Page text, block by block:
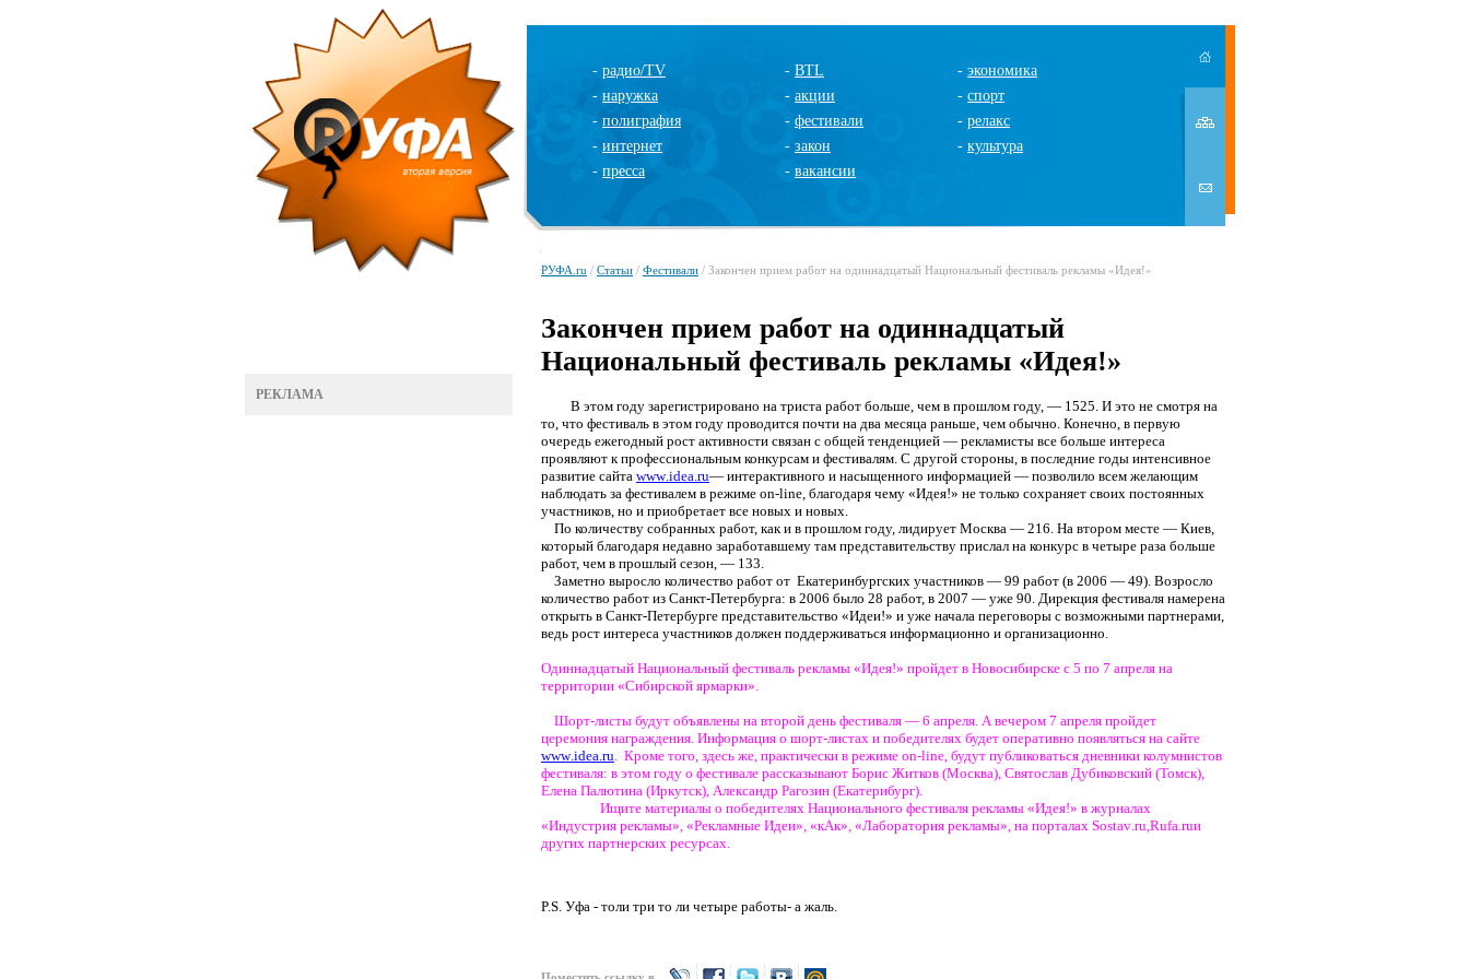
- радио/TV
- наружка
- полиграфия
- интернет
- пресса
- BTL
- акции
- фестивали
- закон
- вакансии
- экономика
- спорт
- релакс
- культура
РЕКЛАМА
РУФА.ru / Статьи / Фестивали / Закончен прием работ на одиннадцатый Национальный фестиваль рекламы «Идея!»
Закончен прием работ на одиннадцатый
Национальный фестиваль рекламы «Идея!»
В этом году зарегистрировано на триста работ больше, чем в прошлом году, — 1525. И это не смотря на
то, что фестиваль в этом году проводится почти на два месяца раньше, чем обычно. Конечно, в первую
очередь ежегодный рост активности связан с общей тенденцией — рекламисты все больше интереса
проявляют к профессиональным конкурсам и фестивалям. С другой стороны, в последние годы интенсивное
развитие сайта www.idea ru— интерактивного и насыщенного информацией — позволило всем желающим
наблюдать за фестивалем в режиме on-line , благодаря чему «Идея!» не только сохраняет своих постоянных
участников, но и приобретает все новых и новых.
По количеству собранных работ, как и в прошлом году, лидирует Москва — 216. На втором месте — Киев,
который благодаря недавно заработавшему там представительству прислал на конкурс в четыре раза больше
работ, чем в прошлый сезон, — 133.
Заметно выросло количество работ от Екатеринбургских участников — 99 работ (в 2006 — 49). Возросло
количество работ из Санкт-Петербурга: в 2006 было 28 работ, в 2007 — уже 90. Дирекция фестиваля намерена
открыть в Санкт-Петербурге представительство «Идеи!» и уже начала переговоры с возможными партнерами,
ведь рост интереса участников должен поддерживаться информационно и организационно.
Одиннадцатый Национальный фестиваль рекламы «Идея!» пройдет в Новосибирске с 5 по 7 апреля на
территории «Сибирской ярмарки».
Шорт-листы будут объявлены на второй день фестиваля — 6 апреля. А вечером 7 апреля пройдет
церемония награждения. Информация о шорт-листах и победителях будет оперативно появляться на сайте
www.idea ru . Кроме того, здесь же, практически в режиме on-line , будут публиковаться дневники колумнистов
фестиваля: в этом году о фестивале рассказывают Борис Житков (Москва), Святослав Дубиковский (Томск),
Елена Палютина (Иркутск), Александр Рагозин (Екатерибург).
Ищите материалы о победителях Национального фестиваля рекламы «Идея!» в журналах
«Индустрия рекламы», «Рекламные Идеи», «кАк», «Лаборатория рекламы», на порталах Sostav ru Rufa ruи
других партнерских ресурсах.
P.S . Уфа - толи три то ли четыре работы- а жаль.